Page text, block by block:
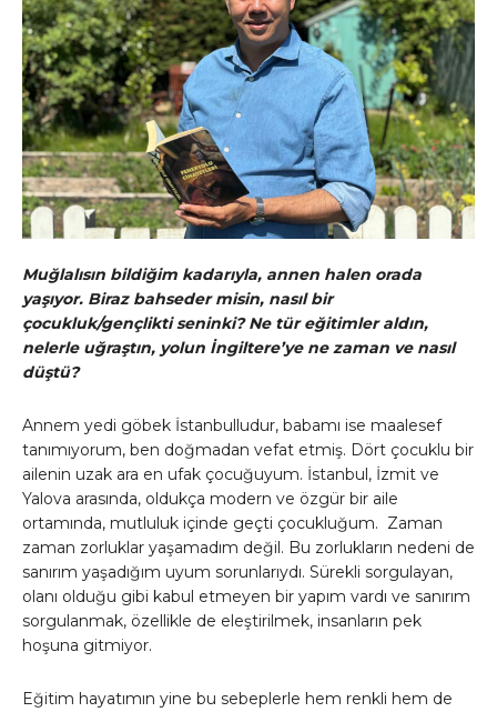
Muğlalısın bildiğim kadarıyla, annen halen orada
yaşıyor. Biraz bahseder misin, nasıl bir
çocukluk/gençlikti seninki? Ne tür eğitimler aldın,
nelerle uğraştın, yolun İngiltere’ye ne zaman ve nasıl
düştü?
Annem yedi göbek İstanbulludur, babamı ise maalesef
tanımıyorum, ben doğmadan vefat etmiş. Dört çocuklu bir
ailenin uzak ara en ufak çocuğuyum. İstanbul, İzmit ve
Yalova arasında, oldukça modern ve özgür bir aile
ortamında, mutluluk içinde geçti çocukluğum. Zaman
zaman zorluklar yaşamadım değil. Bu zorlukların nedeni de
sanırım yaşadığım uyum sorunlarıydı. Sürekli sorgulayan,
olanı olduğu gibi kabul etmeyen bir yapım vardı ve sanırım
sorgulanmak, özellikle de eleştirilmek, insanların pek
hoşuna gitmiyor.
Eğitim hayatımın yine bu sebeplerle hem renkli hem de